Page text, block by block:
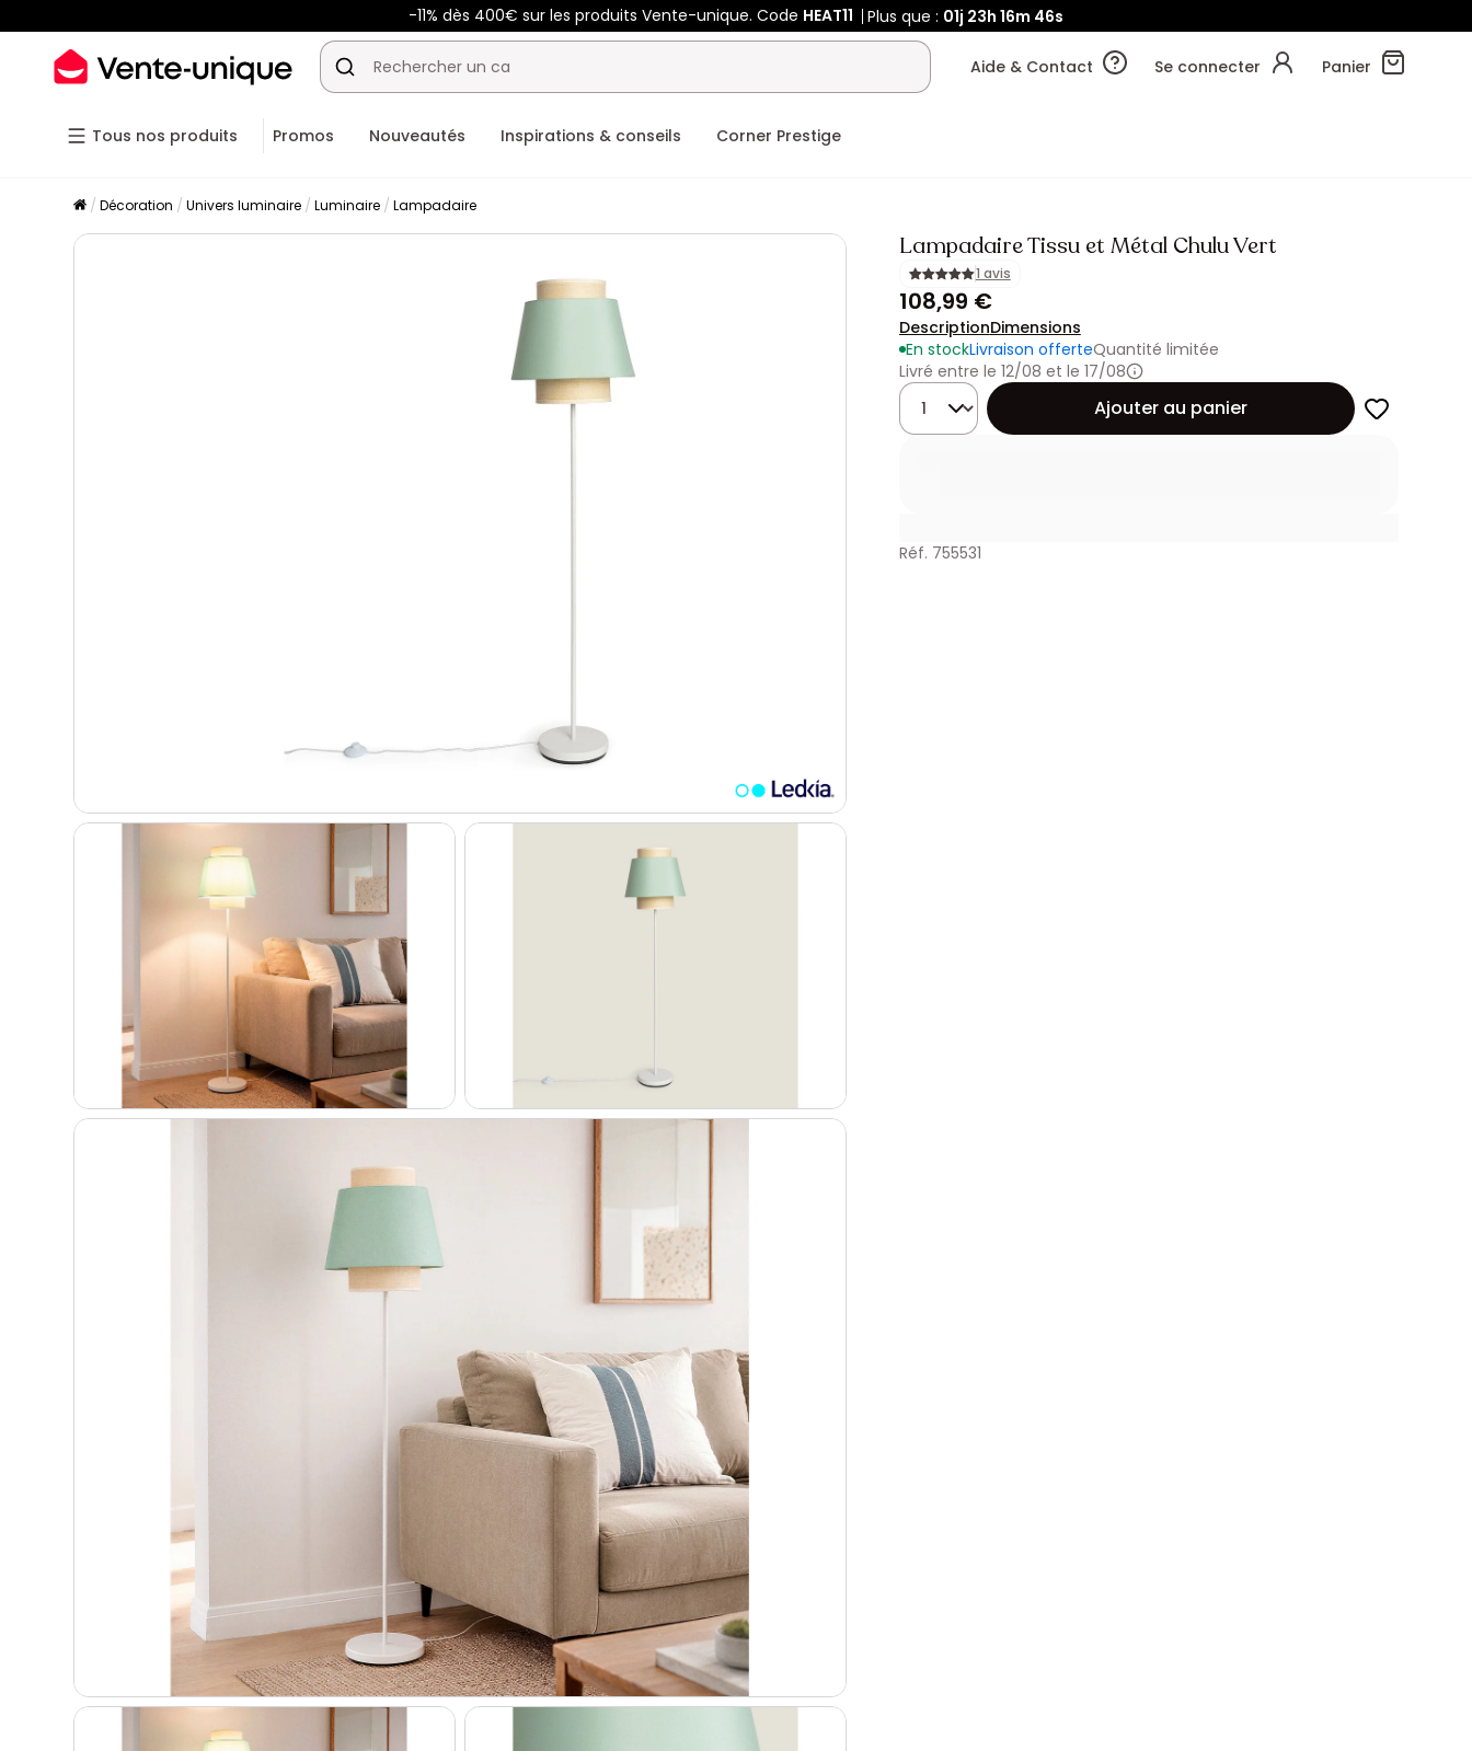
-11% dès 400€ sur les produits Vente-unique. Code HEAT11 Plus que : 01j 23h 16m 43s
Aide & Contact Se connecter Panier
Tous nos produits Promos Nouveautés Inspirations & conseils Corner Prestige
Décoration Univers luminaire Luminaire Lampadaire
Lampadaire Tissu et Métal Chulu Vert
1 avis
108,99 €
DescriptionDimensions
En stockLivraison offerteQuantité limitée
Livré entre le 12/08 et le 17/08
Quantité
Ajouter au panier
Réf. 755531